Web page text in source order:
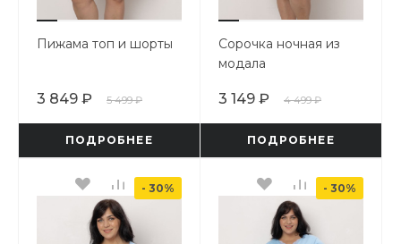
Пижама топ и шорты
3 849 ₽ 5 499 ₽
ПОДРОБНЕЕ
Сорочка ночная из
модала
3 149 ₽ 4 499 ₽
ПОДРОБНЕЕ
- 30% - 30%